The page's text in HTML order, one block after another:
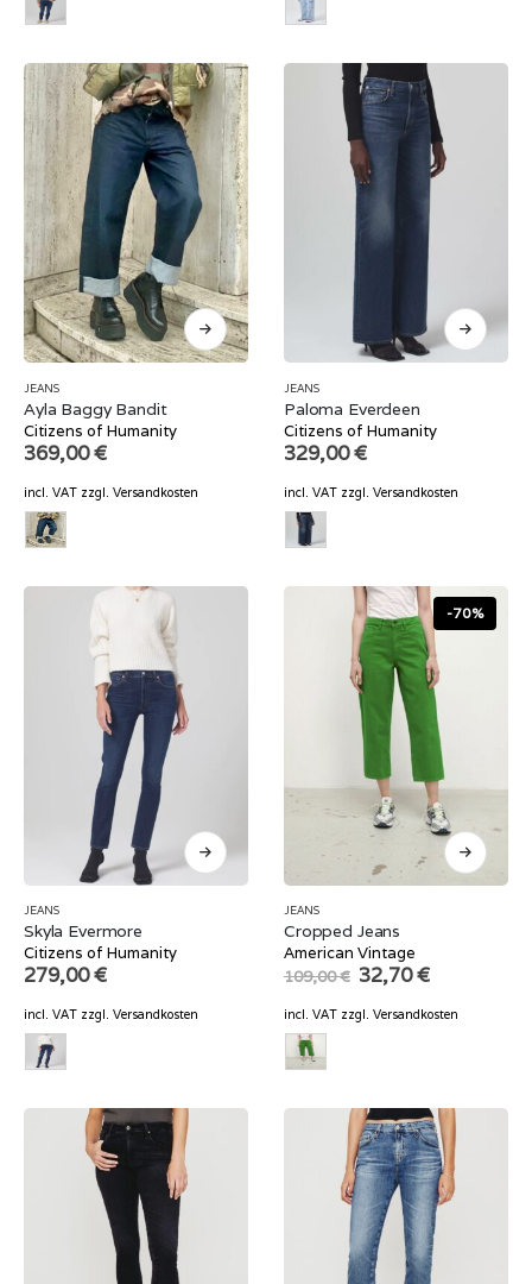
JEANS
Ayla Baggy Bandit
Citizens of Humanity
369,00€
incl. VAT zzgl. Versandkosten
JEANS
Paloma Everdeen
Citizens of Humanity
329,00€
incl. VAT zzgl. Versandkosten
JEANS
Skyla Evermore
Citizens of Humanity
279,00€
incl. VAT zzgl. Versandkosten
-70%
JEANS
Cropped Jeans
American Vintage
109,00€ Original
price
was:
109,00 €.
32,70€Current
is:
incl. VAT zzgl. Versandkosten